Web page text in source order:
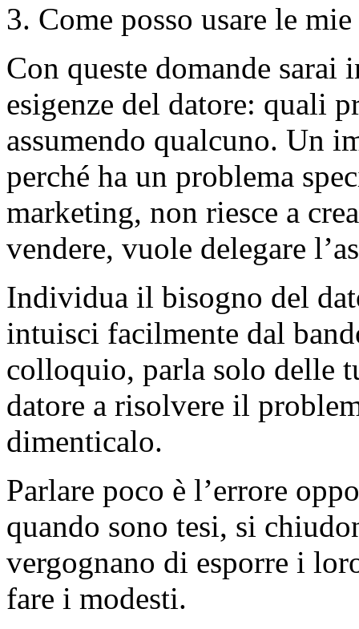
Come posso usare le
Con queste domande
esigenze del datore: quali
assumendo qualcuno. Un
perché ha un problema
marketing, non riesce a
vendere, vuole delegare
Individua il bisogno del
intuisci facilmente dal
colloquio, parla solo delle
datore a risolvere il
dimenticalo.
Parlare poco è l’errore
quando sono tesi, si
vergognano di esporre i
fare i modesti.